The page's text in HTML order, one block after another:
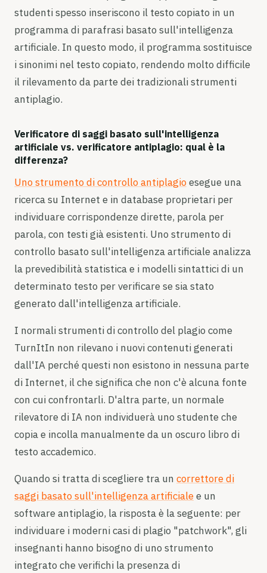
studenti spesso inseriscono il testo copiato in un
programma di parafrasi basato sull'intelligenza
artificiale. In questo modo, il programma sostituisce
i sinonimi nel testo copiato, rendendo molto difficile
il rilevamento da parte dei tradizionali strumenti
antiplagio.
Verificatore di saggi basato sull'intelligenza
artificiale vs. verificatore antiplagio: qual è la
differenza?
Uno strumento di controllo antiplagioesegue una
ricerca su Internet e in database proprietari per
individuare corrispondenze dirette, parola per
parola, con testi già esistenti. Uno strumento di
controllo basato sull'intelligenza artificiale analizza
la prevedibilità statistica e i modelli sintattici di un
determinato testo per verificare se sia stato
generato dall'intelligenza artificiale.
I normali strumenti di controllo del plagio come
TurnItIn non rilevano i nuovi contenuti generati
dall'IA perché questi non esistono in nessuna parte
di Internet, il che significa che non c'è alcuna fonte
con cui confrontarli. D'altra parte, un normale
rilevatore di IA non individuerà uno studente che
copia e incolla manualmente da un oscuro libro di
testo accademico.
Quando si tratta di scegliere tra un correttore di
saggi basato sull'intelligenza artificialee un
software antiplagio, la risposta è la seguente: per
individuare i moderni casi di plagio "patchwork", gli
insegnanti hanno bisogno di uno strumento
integrato che verifichi la presenza di